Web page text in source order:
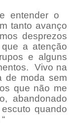
entender o
tanto avanço
desprezos
a atenção
e alguns
Vivo na
de moda sem
que não me
abandonado
quando